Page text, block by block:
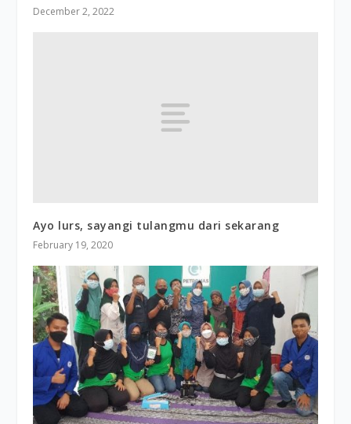
December 2, 2022
Ayo lurs, sayangi tulangmu dari sekarang
February 19, 2020